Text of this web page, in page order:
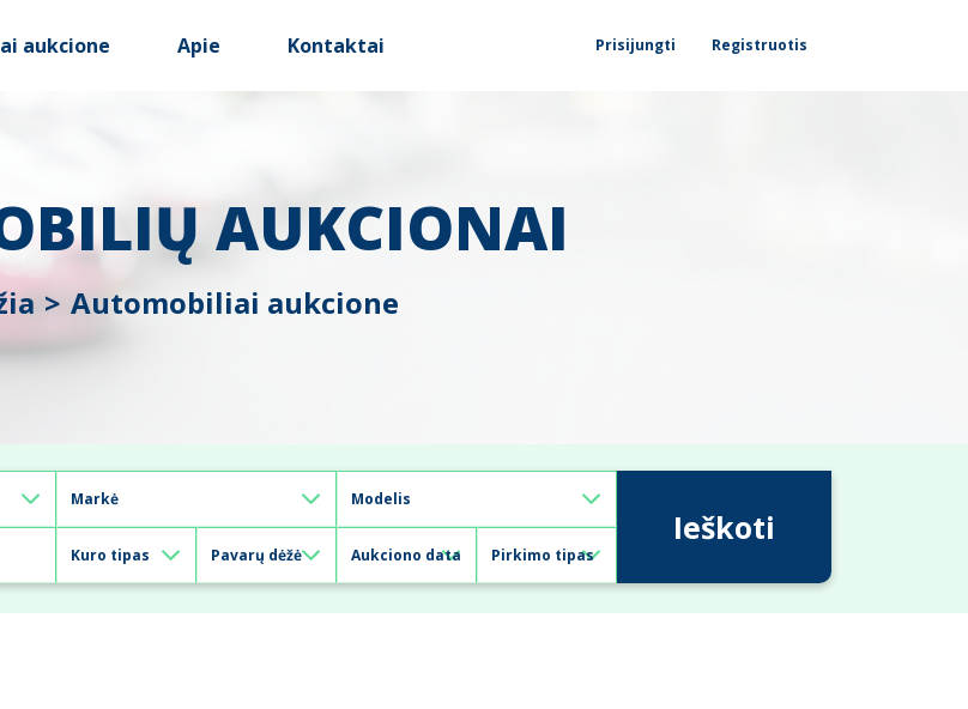
aukcione Apie Kontaktai Prisijungti Registruotis
AUKCIONAI
Automobiliai aukcione
Ieškoti